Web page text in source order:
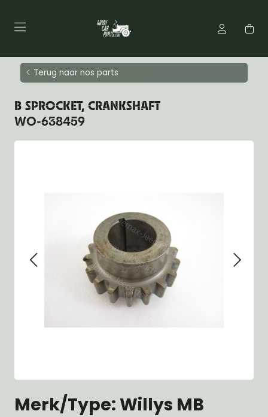
Terug naar nos parts
B SPROCKET, CRANKSHAFT
WO-638459
Merk/Type: Willys MB